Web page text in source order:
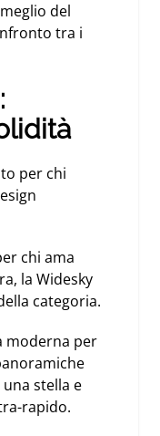
del
tra i
per chi
chi ama
la Widesky
categoria.
moderna per
stella e
rapido.